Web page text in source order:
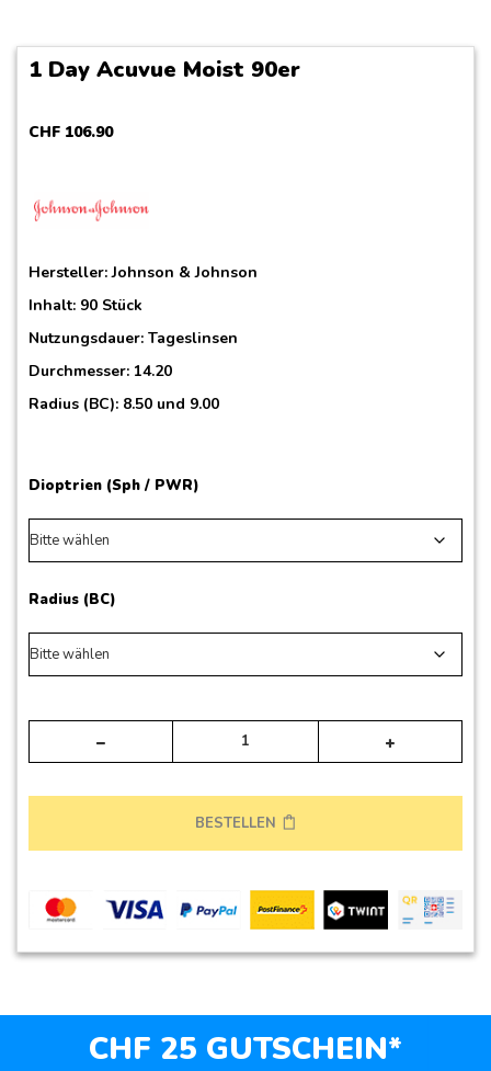
1 Day Acuvue Moist 90er
CHF 106.90
Hersteller:Johnson & Johnson
Inhalt: 90 Stück
Nutzungsdauer: Tageslinsen
Durchmesser: 14.20
Radius (BC): 8.50 und 9.00
Dioptrien (Sph / PWR)
Radius (BC)
BESTELLEN
CHF 25 GUTSCHEIN*